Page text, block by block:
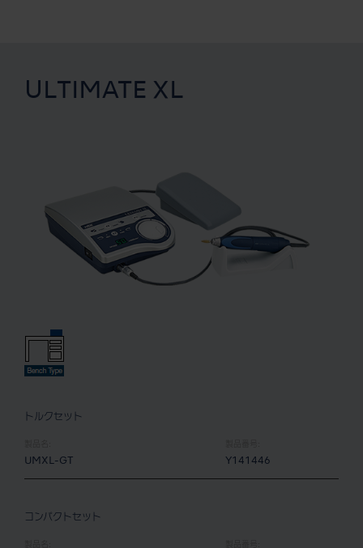
ULTIMATE XL
トルクセット
UMXL-GT Y141446
コンパクトセット